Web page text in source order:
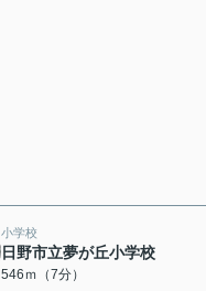
小学校
日野市立夢が丘小学校
546ｍ（7分）